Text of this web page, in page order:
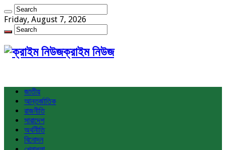
Friday, August 7, 2026
ক্রাইম নিউজ
জাতীয়
আন্তর্জাতিক
রাজনীতি
সারাদেশ
অর্থনীতি
বিনোদন